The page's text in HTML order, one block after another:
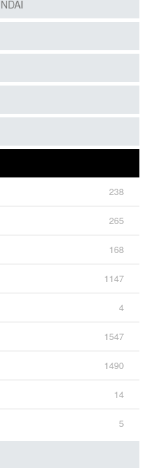
238
265
168
1147
4
1547
1490
14
5